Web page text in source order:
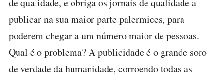
de qualidade, e obriga os jornais de qualidade a
publicar na sua maior parte palermices, para
poderem chegar a um número maior de pessoas.
Qual é o problema? A publicidade é o grande soro
de verdade da humanidade, corroendo todas as